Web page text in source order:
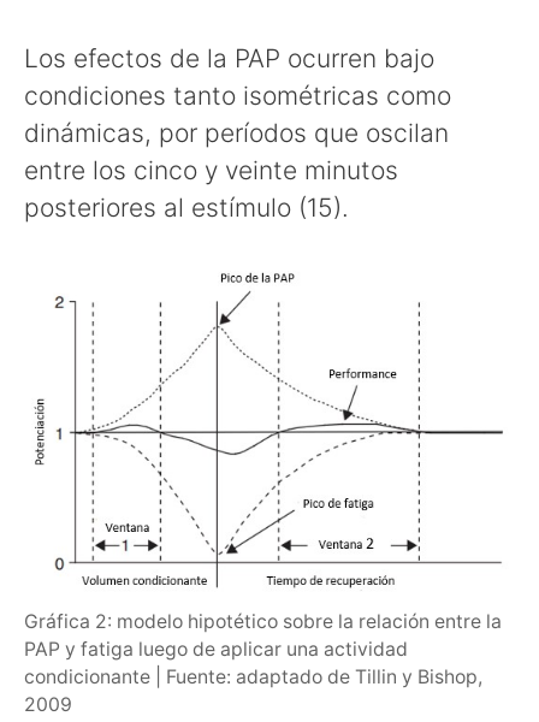
Los efectos de la PAP ocurren bajo
condiciones tanto isométricas como
dinámicas, por períodos que oscilan
entre los cinco y veinte minutos
posteriores al estímulo (15).
Gráfica 2: modelo hipotético sobre la relación entre la
PAP y fatiga luego de aplicar una actividad
condicionante | Fuente: adaptado de Tillin y Bishop,
2009